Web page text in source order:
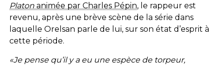
Platon animée par Charles Pépin, le rappeur est
revenu, après une brève scène de la série dans
laquelle Orelsan parle de lui, sur son état d’esprit à
cette période.
«Je pense qu’il y a eu une espèce de torpeur,